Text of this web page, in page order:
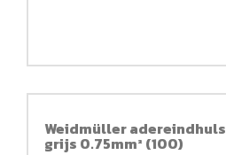
Weidmüller adereindhuls
grijs 0.75mm² (100)